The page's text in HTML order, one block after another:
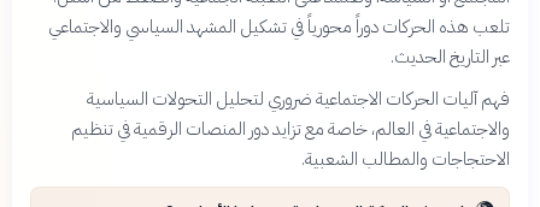
تلعب هذه الحركات دوراً محورياً في تشكيل المشهد السياسي والاجتماعي
عبر التاريخ الحديث.
فهم آليات الحركات الاجتماعية ضروري لتحليل التحولات السياسية
والاجتماعية في العالم، خاصة مع تزايد دور المنصات الرقمية في تنظيم
الاحتجاجات والمطالب الشعبية.